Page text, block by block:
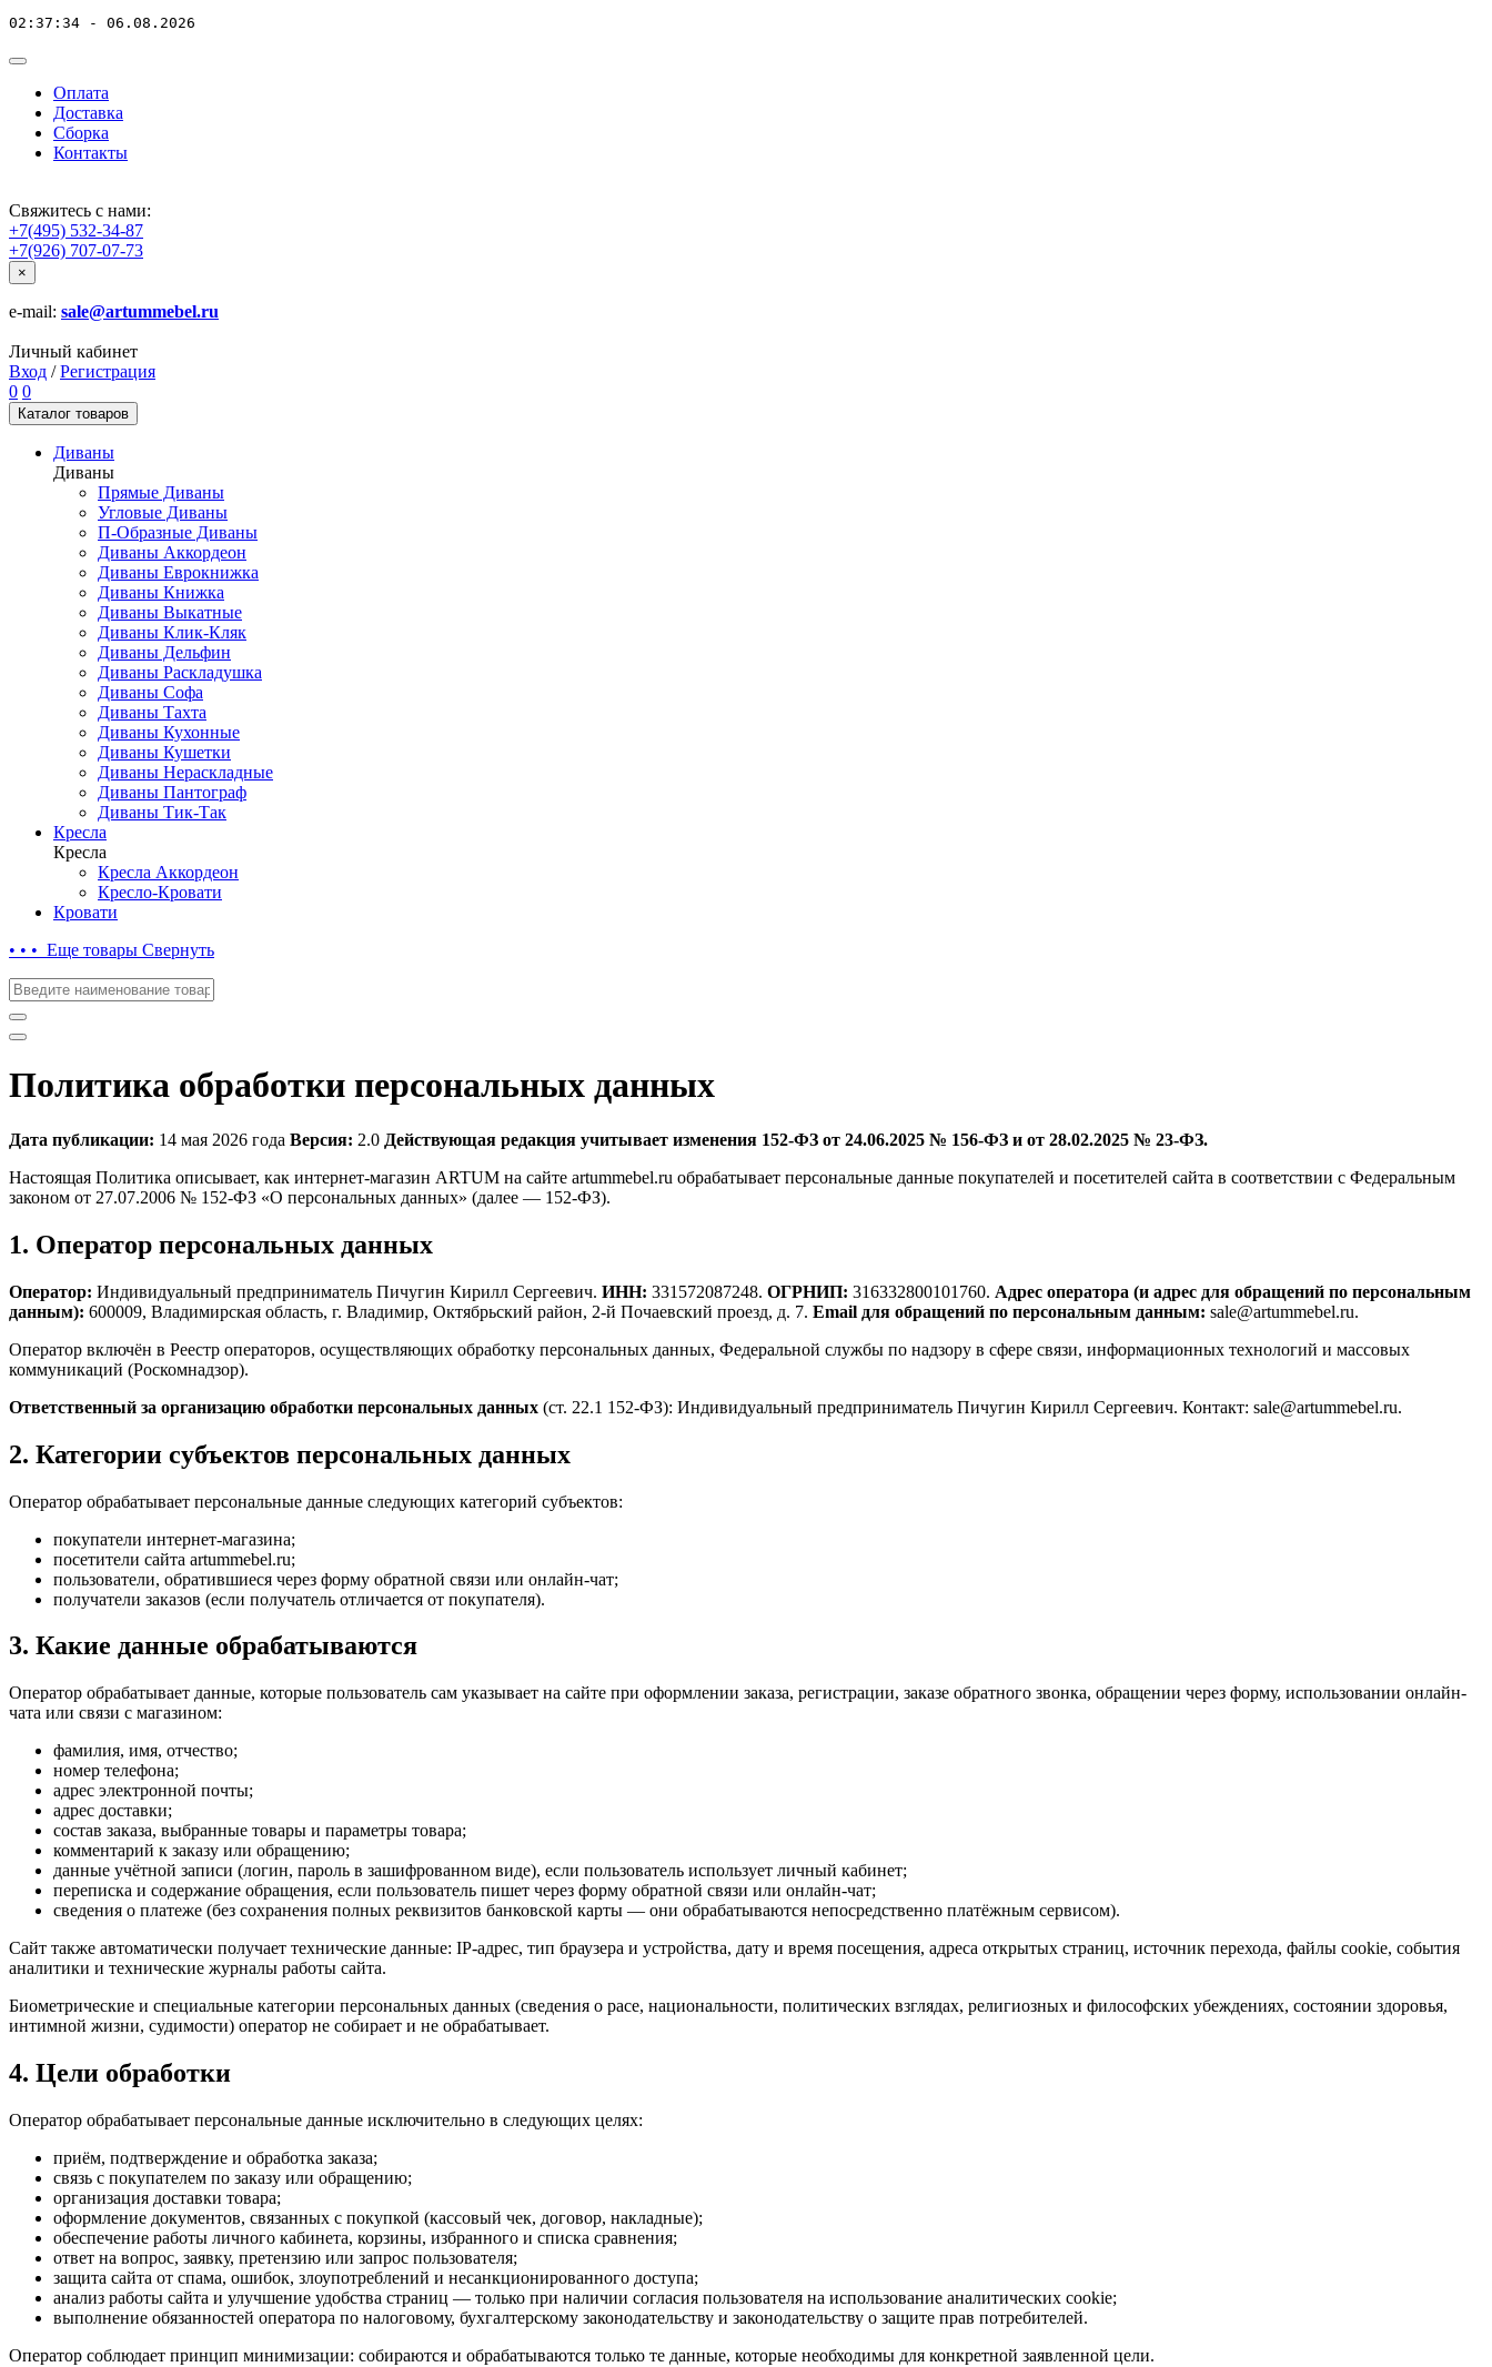
02:37:34 - 06.08.2026
Оплата
Доставка
Сборка
Контакты
Свяжитесь с нами:
+7(495) 532-34-87
+7(926) 707-07-73
×
e-mail: sale@artummebel.ru
Личный кабинет
Вход / Регистрация
0 0
Каталог товаров
Диваны
Диваны
Прямые Диваны
Угловые Диваны
П-Образные Диваны
Диваны Аккордеон
Диваны Еврокнижка
Диваны Книжка
Диваны Выкатные
Диваны Клик-Кляк
Диваны Дельфин
Диваны Раскладушка
Диваны Софа
Диваны Тахта
Диваны Кухонные
Диваны Кушетки
Диваны Нераскладные
Диваны Пантограф
Диваны Тик-Так
Кресла
Кресла
Кресла Аккордеон
Кресло-Кровати
Кровати
• • • Еще товары Свернуть
Политика обработки персональных данных
Дата публикации: 14 мая 2026 года Версия: 2.0 Действующая редакция учитывает изменения 152-ФЗ от 24.06.2025 № 156-ФЗ и от 28.02.2025 № 23-ФЗ.
Настоящая Политика описывает, как интернет-магазин ARTUM на сайте artummebel.ru обрабатывает персональные данные покупателей и посетителей сайта в соответствии с Федеральным
законом от 27.07.2006 № 152-ФЗ «О персональных данных» (далее — 152-ФЗ).
1. Оператор персональных данных
Оператор: Индивидуальный предприниматель Пичугин Кирилл Сергеевич. ИНН: 331572087248. ОГРНИП: 316332800101760. Адрес оператора (и адрес для обращений по персональным
данным): 600009, Владимирская область, г. Владимир, Октябрьский район, 2-й Почаевский проезд, д. 7. Email для обращений по персональным данным: sale@artummebel.ru.
Оператор включён в Реестр операторов, осуществляющих обработку персональных данных, Федеральной службы по надзору в сфере связи, информационных технологий и массовых
коммуникаций (Роскомнадзор).
Ответственный за организацию обработки персональных данных (ст. 22.1 152-ФЗ): Индивидуальный предприниматель Пичугин Кирилл Сергеевич. Контакт: sale@artummebel.ru.
2. Категории субъектов персональных данных
Оператор обрабатывает персональные данные следующих категорий субъектов:
покупатели интернет-магазина;
посетители сайта artummebel.ru;
пользователи, обратившиеся через форму обратной связи или онлайн-чат;
получатели заказов (если получатель отличается от покупателя).
3. Какие данные обрабатываются
Оператор обрабатывает данные, которые пользователь сам указывает на сайте при оформлении заказа, регистрации, заказе обратного звонка, обращении через форму, использовании онлайн-
чата или связи с магазином:
фамилия, имя, отчество;
номер телефона;
адрес электронной почты;
адрес доставки;
состав заказа, выбранные товары и параметры товара;
комментарий к заказу или обращению;
данные учётной записи (логин, пароль в зашифрованном виде), если пользователь использует личный кабинет;
переписка и содержание обращения, если пользователь пишет через форму обратной связи или онлайн-чат;
сведения о платеже (без сохранения полных реквизитов банковской карты — они обрабатываются непосредственно платёжным сервисом).
Сайт также автоматически получает технические данные: IP-адрес, тип браузера и устройства, дату и время посещения, адреса открытых страниц, источник перехода, файлы cookie, события
аналитики и технические журналы работы сайта.
Биометрические и специальные категории персональных данных (сведения о расе, национальности, политических взглядах, религиозных и философских убеждениях, состоянии здоровья,
интимной жизни, судимости) оператор не собирает и не обрабатывает.
4. Цели обработки
Оператор обрабатывает персональные данные исключительно в следующих целях:
приём, подтверждение и обработка заказа;
связь с покупателем по заказу или обращению;
организация доставки товара;
оформление документов, связанных с покупкой (кассовый чек, договор, накладные);
обеспечение работы личного кабинета, корзины, избранного и списка сравнения;
ответ на вопрос, заявку, претензию или запрос пользователя;
защита сайта от спама, ошибок, злоупотреблений и несанкционированного доступа;
анализ работы сайта и улучшение удобства страниц — только при наличии согласия пользователя на использование аналитических cookie;
выполнение обязанностей оператора по налоговому, бухгалтерскому законодательству и законодательству о защите прав потребителей.
Оператор соблюдает принцип минимизации: собираются и обрабатываются только те данные, которые необходимы для конкретной заявленной цели.